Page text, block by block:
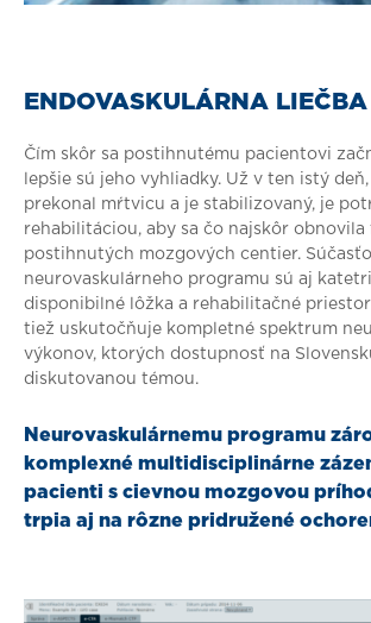
ENDOVASKULÁRNA LIEČBA
Čím skôr sa postihnutému pacientovi
lepšie sú jeho vyhliadky. Už v ten istý
prekonal mŕtvicu a je stabilizovaný, je
rehabilitáciou, aby sa čo najskôr obnovila
postihnutých mozgových centier.
neurovaskulárneho programu sú aj
disponibilné lôžka a rehabilitačné
tiež uskutočňuje kompletné spektrum
výkonov, ktorých dostupnosť na
diskutovanou témou.
Neurovaskulárnemu programu
komplexné multidisciplinárne
pacienti s cievnou mozgovou
trpia aj na rôzne pridružené